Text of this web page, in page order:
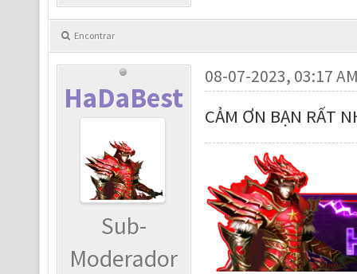
Encontrar
HaDaBest
Sub-
Moderador
08-07-2023, 03:17
CẢM ƠN BẠN RẤT